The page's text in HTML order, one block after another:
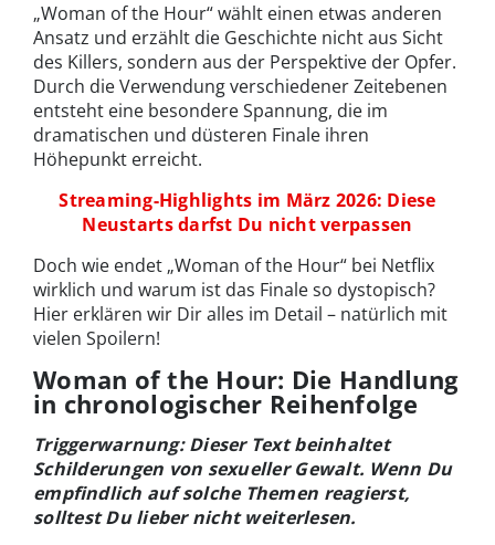
„Woman of the Hour“ wählt einen etwas anderen
Ansatz und erzählt die Geschichte nicht aus Sicht
des Killers, sondern aus der Perspektive der Opfer.
Durch die Verwendung verschiedener Zeitebenen
entsteht eine besondere Spannung, die im
dramatischen und düsteren Finale ihren
Höhepunkt erreicht.
Streaming-Highlights im März 2026: Diese
Neustarts darfst Du nicht verpassen
Doch wie endet „Woman of the Hour“ bei Netflix
wirklich und warum ist das Finale so dystopisch?
Hier erklären wir Dir alles im Detail – natürlich mit
vielen Spoilern!
Woman of the Hour: Die Handlung
in chronologischer Reihenfolge
Triggerwarnung: Dieser Text beinhaltet
Schilderungen von sexueller Gewalt. Wenn Du
empfindlich auf solche Themen reagierst,
solltest Du lieber nicht weiterlesen.